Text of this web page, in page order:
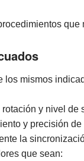
los mismos
y nivel de
y precisión de
la
que sean: